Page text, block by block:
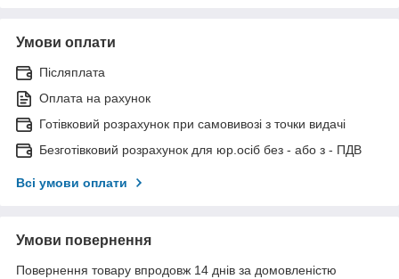
Умови оплати
Післяплата
Оплата на рахунок
Готівковий розрахунок при самовивозі з точки видачі
Безготівковий розрахунок для юр.осіб без - або з - ПДВ
Всі умови оплати
Умови повернення
Повернення товару впродовж 14 днів за домовленістю